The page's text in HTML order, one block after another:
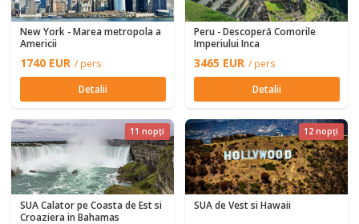
New York - Marea metropola a
Americii
1740 EUR / pers
Detalii
Peru - Descoperă Comorile
Imperiului Inca
3465 EUR / pers
Detalii
11 nopți
SUA Calator pe Coasta de Est si
Croaziera in Bahamas
12 nopți
SUA de Vest si Hawaii